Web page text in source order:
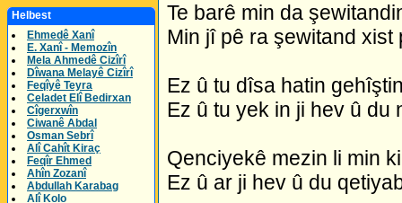
Helbest
Ehmedê Xanî
E. Xanî - Memozîn
Mela Ahmedê Cizîrî
Dîwana Melayê Cizîrî
Feqîyê Teyra
Celadet Elî Bedirxan
Cîgerxwîn
Ciwanê Abdal
Osman Sebrî
Alî Cahît Kiraç
Feqîr Ehmed
Ahîn Zozanî
Abdullah Karabag
Alî Kolo
Te barê min da
Min jî pê ra şewitand xist
Ez û tu dîsa hatin
Ez û tu yek in ji hev û du
Qenciyekê mezin li min
Ez û ar ji hev û du